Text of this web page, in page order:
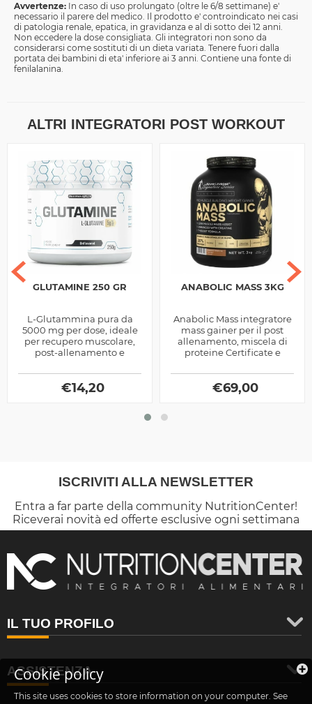
Avvertenze: In caso di uso prolungato (oltre le 6/8 settimane) e'
necessario il parere del medico. Il prodotto e' controindicato nei casi
di patologia renale, epatica, in gravidanza e al di sotto dei 12 anni.
Non eccedere la dose consigliata. Gli integratori non sono da
considerarsi come sostituti di un dieta variata. Tenere fuori dalla
portata dei bambini di eta' inferiore ai 3 anni. Contiene una fonte di
fenilalanina.
ALTRI INTEGRATORI POST WORKOUT
GLUTAMINE 250 GR
L-Glutammina pura da
5000 mg per dose, ideale
per recupero muscolare,
post-allenamento e
€14,20
ANABOLIC MASS 3KG
Anabolic Mass integratore
mass gainer per il post
allenamento, miscela di
proteine Certificate e
arricchita con stimolatori...
€69,00
ISCRIVITI ALLA NEWSLETTER
Entra a far parte della community NutritionCenter!
Riceverai novità ed offerte esclusive ogni settimana
IL TUO PROFILO
ASSISTENZA
Cookie policy
This site uses cookies to store information on your computer. See